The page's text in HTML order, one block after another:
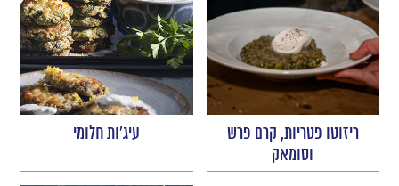
ריזוטו פטריות, קרם פרש
וסומאק
עיג'ות חלומי